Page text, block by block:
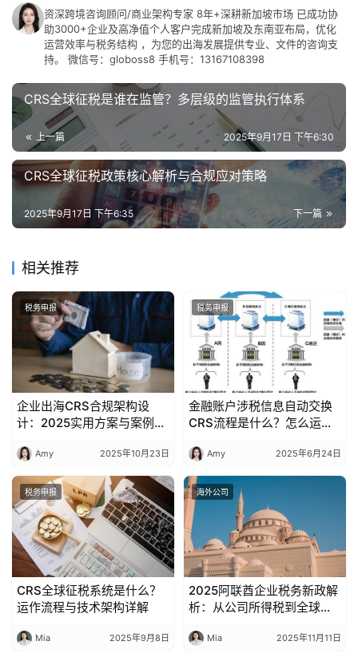
资深跨境咨询顾问/商业架构专家 8年+深耕新加坡市场 已成功协
助3000+企业及高净值个人客户完成新加坡及东南亚布局，优化
运营效率与税务结构 ，为您的出海发展提供专业、文件的咨询支
持。 微信号：globoss8 手机号：13167108398
CRS全球征税是谁在监管？多层级的监管执行体系
上一篇 2025年9月17日 下午6:30
CRS全球征税政策核心解析与合规应对策略
下一篇
2025年9月17日 下午6:35
相关推荐
税务申报
企业出海CRS合规架构设
计：2025实用方案与案例解
Amy 2025年10月23日
税务申报
金融账户涉税信息自动交换
CRS流程是什么？怎么运
Amy 2025年6月24日
税务申报
CRS全球征税系统是什么？
运作流程与技术架构详解
Mia 2025年9月8日
海外公司
2025阿联酋企业税务新政解
析：从公司所得税到全球最
合规关键
Mia 2025年11月11日